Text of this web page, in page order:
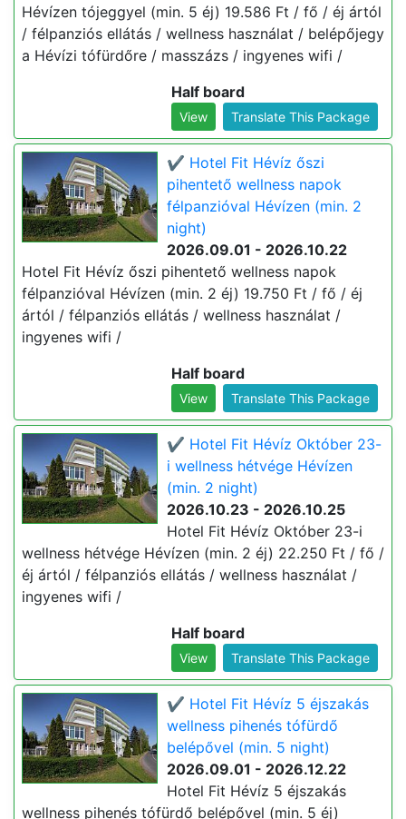
Hévízen tójeggyel (min. 5 éj) 19.586 Ft / fő / éj ártól
/ félpanziós ellátás / wellness használat / belépőjegy
a Hévízi tófürdőre / masszázs / ingyenes wifi /
Half board
View Translate This Package
✔️ Hotel Fit Hévíz őszi
pihentető wellness napok
félpanzióval Hévízen (min. 2
night)
2026.09.01 - 2026.10.22
Hotel Fit Hévíz őszi pihentető wellness napok
félpanzióval Hévízen (min. 2 éj) 19.750 Ft / fő / éj
ártól / félpanziós ellátás / wellness használat /
ingyenes wifi /
Half board
View Translate This Package
✔️ Hotel Fit Hévíz Október 23-
i wellness hétvége Hévízen
(min. 2 night)
2026.10.23 - 2026.10.25
Hotel Fit Hévíz Október 23-i
wellness hétvége Hévízen (min. 2 éj) 22.250 Ft / fő /
éj ártól / félpanziós ellátás / wellness használat /
ingyenes wifi /
Half board
View Translate This Package
✔️ Hotel Fit Hévíz 5 éjszakás
wellness pihenés tófürdő
belépővel (min. 5 night)
2026.09.01 - 2026.12.22
Hotel Fit Hévíz 5 éjszakás
wellness pihenés tófürdő belépővel (min. 5 éj)